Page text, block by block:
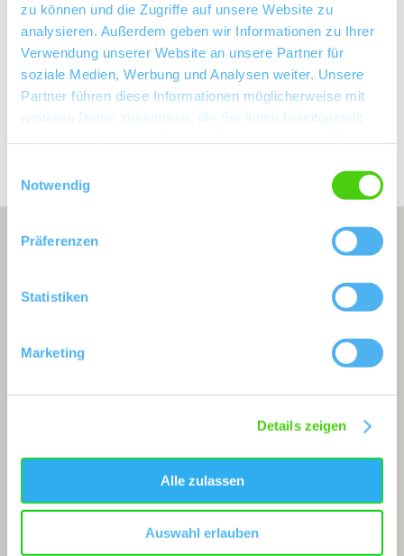
zu können und die Zugriffe auf unsere Website zu
analysieren. Außerdem geben wir Informationen zu Ihrer
Verwendung unserer Website an unsere Partner für
soziale Medien, Werbung und Analysen weiter. Unsere
Partner führen diese Informationen möglicherweise mit
weiteren Daten zusammen, die Sie ihnen bereitgestellt
Notwendig
Präferenzen
Statistiken
Marketing
Details zeigen
Alle zulassen
Auswahl erlauben
SAND/REGOSOL
Erkunden Sie die Umgebung